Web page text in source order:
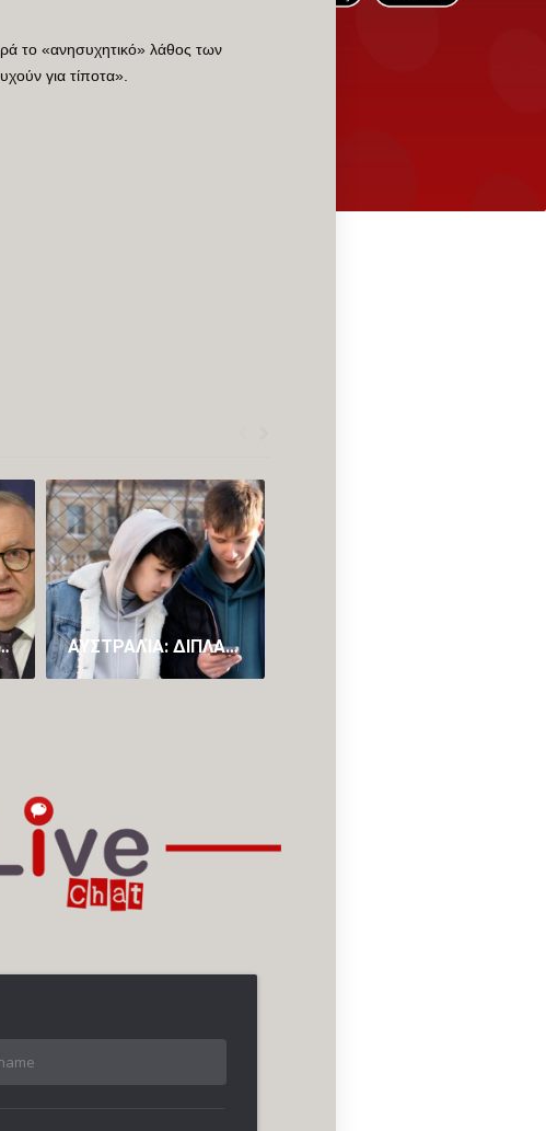
το «ανησυχητικό» λάθος των
για τίποτα».
ΕΊΠΕ ΌΤΙ ΘΑ ΉΘΕΛΕ ΝΑ ΚΆΝΕΙ ΣΕΞ ΜΕ ΤΗΝ ΚΆΙΛΙ ΜΙΝΌΓΚ (VID) ΑΥΣΤΡΑΛΊΑ: ΔΙΠΛΑΣΙΆΖΕΙ ΤΟ ΠΡΌΣΤΙΜΟ ΓΙΑ ΤΟΥΣ ΑΝΉΛΙΚΟΥΣ ΠΟΥ ΠΑΡΑΒΙΆΖΟΥΝ ΤΟ «BAN» ΣΤΑ SOCIAL MEDIA